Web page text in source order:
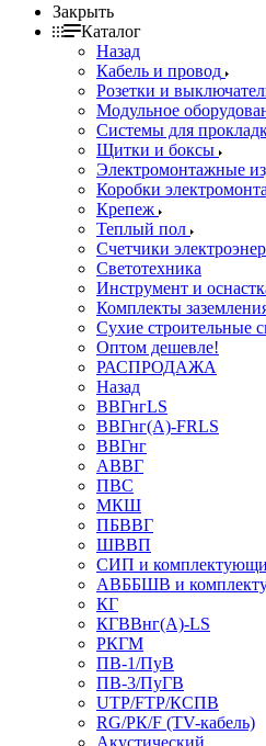
Закрыть
Каталог
Назад
Кабель и провод
Розетки и
Модульное
Системы для
Щитки и боксы
Электромонтажные
Коробки
Крепеж
Теплый пол
Счетчики
Светотехника
Инструмент и
Комплекты
Сухие строительные
Оптом дешевле!
РАСПРОДАЖА
Назад
ВВГнгLS
ВВГнг(А)-FRLS
ВВГнг
АВВГ
ПВС
МКШ
ПБВВГ
ШВВП
СИП и
АВББШВ и
КГ
КГВВнг(А)-LS
РКГМ
ПВ-1/ПуВ
ПВ-3/ПуГВ
UTP/FTP/КСПВ
RG/РК/F (TV-кабель)
Акустический